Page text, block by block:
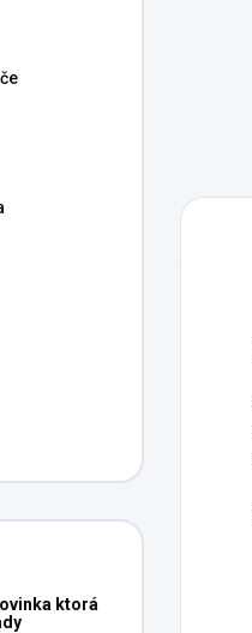
ktorá